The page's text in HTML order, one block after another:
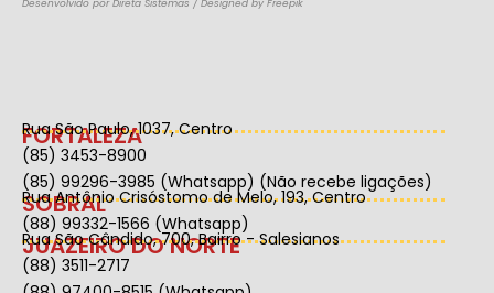
Desenvolvido por Direta Sistemas / Designed by Freepik
FORTALEZA
Rua São Paulo, 1037, Centro
(85) 3453-8900
(85) 99296-3985 (Whatsapp) (Não recebe ligações)
SOBRAL
Rua Antônio Crisóstomo de Melo, 193, Centro
(88) 99332-1566 (Whatsapp)
JUAZEIRO DO NORTE
Rua São Cândido, 700, Bairro - Salesianos
(88) 3511-2717